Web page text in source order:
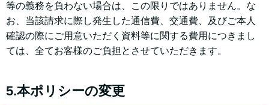
等の義務を負わない場合は、この限りではありません。な
お、当該請求に際し発生した通信費、交通費、及びご本人
確認の際にご用意いただく資料等に関する費用につきまし
ては、全てお客様のご負担とさせていただきます。
5.本ポリシーの変更